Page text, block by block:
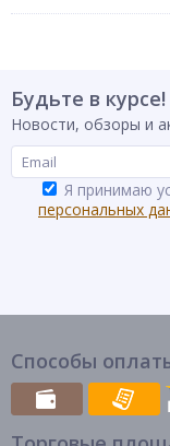
Будьте в курсе!
Новости, обзоры и
Я принимаю
персональных
Способы